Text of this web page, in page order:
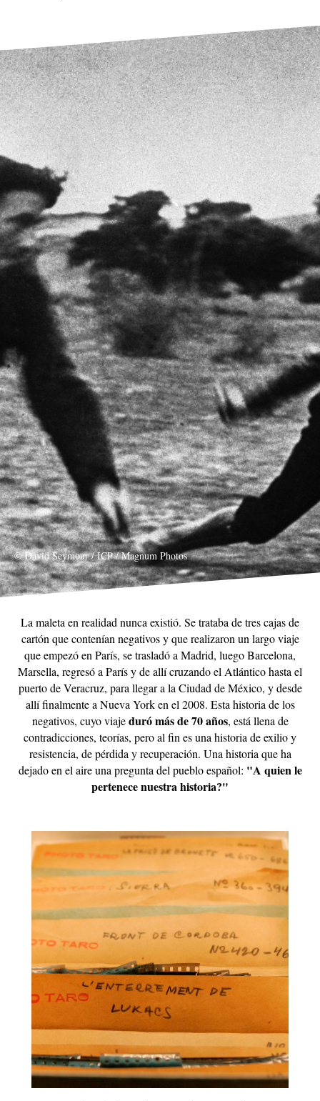
© David Seymour / ICP / Magnum Photos
La maleta en realidad nunca existió. Se trataba de tres cajas de
cartón que contenían negativos y que realizaron un largo viaje
que empezó en París, se trasladó a Madrid, luego Barcelona,
Marsella, regresó a París y de allí cruzando el Atlántico hasta el
puerto de Veracruz, para llegar a la Ciudad de México, y desde
allí finalmente a Nueva York en el 2008. Esta historia de los
negativos, cuyo viajeduró más de 70 años, está llena de
contradicciones, teorías, pero al fin es una historia de exilio y
resistencia, de pérdida y recuperación. Una historia que ha
dejado en el aire una pregunta del pueblo español: "A quien le
pertenece nuestra historia?"